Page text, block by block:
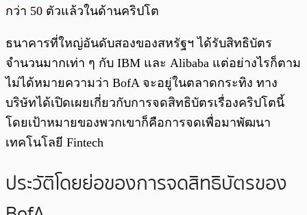
กว่า 50 ตัวแล้วในด้านคริปโต
ธนาคารที่ใหญ่อันดับสองของสหรัฐฯ ได้รับสิทธิบัตร
จำนวนมากเท่า ๆ กับ IBM และ Alibaba แต่อย่างไรก็ตาม
ไม่ได้หมายความว่า BofA จะอยู่ในตลาดกระทิง ทาง
บริษัทได้เปิดเผยเกี่ยวกับการจดสิทธิบัตรเรื่องคริปโตนี้
โดยเป้าหมายของพวกเขาก็คือการจดเพื่อมาพัฒนา
เทคโนโลยี Fintech
ประวัติโดยย่อของการจดสิทธิบัตรของ